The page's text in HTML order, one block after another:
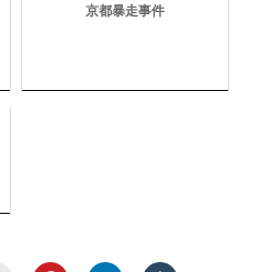
京都暴走事件